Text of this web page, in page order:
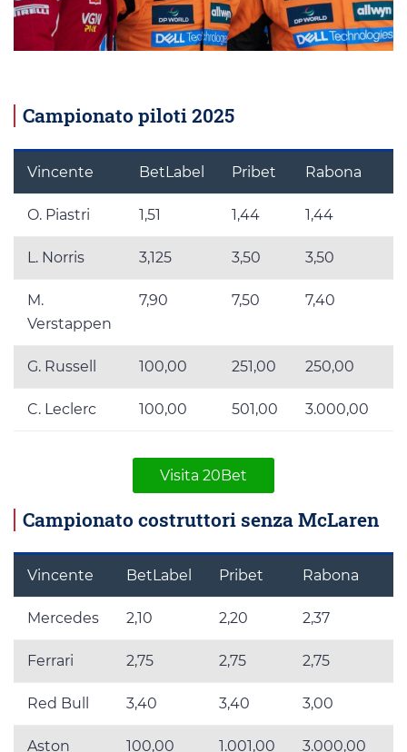
Campionato piloti 2025
Vincente BetLabel Pribet Rabona
O. Piastri 1,51 1,44 1,44
L. Norris 3,125 3,50 3,50
M.
Verstappen
7,90 7,50 7,40
G. Russell 100,00 251,00 250,00
C. Leclerc 100,00 501,00 3.000,00
Visita 20Bet
Campionato costruttori senza McLaren
Vincente BetLabel Pribet Rabona
Mercedes 2,10 2,20 2,37
Ferrari 2,75 2,75 2,75
Red Bull 3,40 3,40 3,00
Aston 100,00 1.001,00 3.000,00